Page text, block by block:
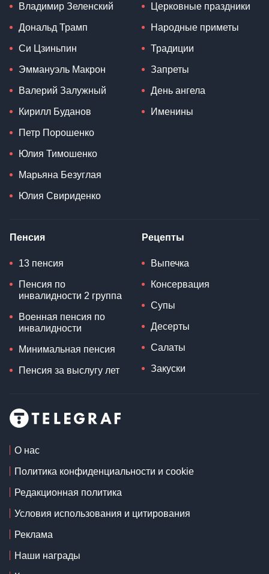
Владимир Зеленский
Дональд Трамп
Си Цзиньпин
Эммануэль Макрон
Валерий Залужный
Кирилл Буданов
Петр Порошенко
Юлия Тимошенко
Марьяна Безуглая
Юлия Свириденко
Церковные праздники
Народные приметы
Традиции
Запреты
День ангела
Именины
Пенсия
13 пенсия
Пенсия по
инвалидности 2 группа
Военная пенсия по
инвалидности
Минимальная пенсия
Пенсия за выслугу лет
Рецепты
Выпечка
Консервация
Супы
Десерты
Салаты
Закуски
О нас
Политика конфиденциальности и cookie
Редакционная политика
Условия использования и цитирования
Реклама
Наши награды